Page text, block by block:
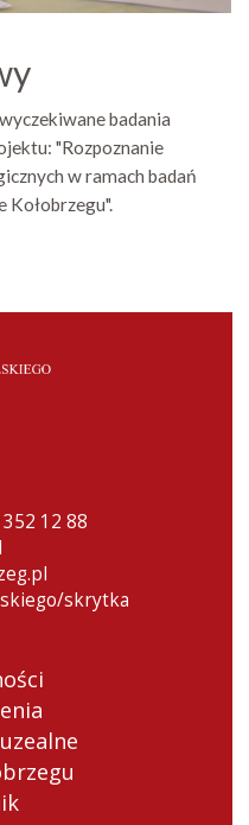
badania
"Rozpoznanie
w ramach badań
Kołobrzegu".
12 88
skrytka